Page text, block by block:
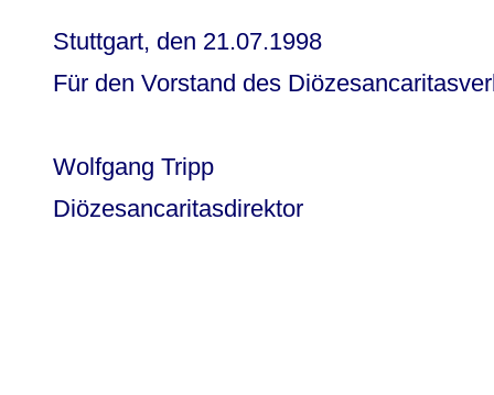
Stuttgart, den 21.07.1998
Für den Vorstand des
Wolfgang Tripp
Diözesancaritasdirektor